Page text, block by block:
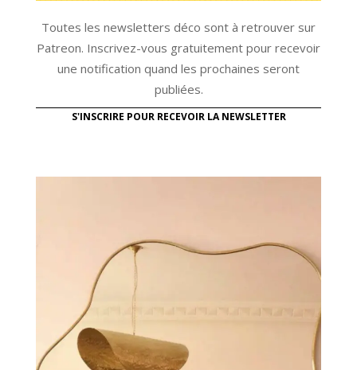
Toutes les newsletters déco sont à retrouver sur
Patreon. Inscrivez-vous gratuitement pour recevoir
une notification quand les prochaines seront
publiées.
S'INSCRIRE POUR RECEVOIR LA NEWSLETTER